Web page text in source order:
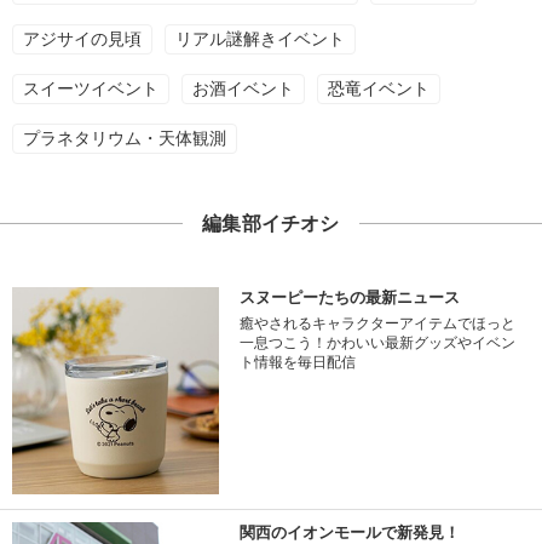
アジサイの見頃 リアル謎解きイベント
スイーツイベント お酒イベント 恐竜イベント
プラネタリウム・天体観測
編集部イチオシ
スヌーピーたちの最新ニュース
癒やされるキャラクターアイテムでほっと
一息つこう！かわいい最新グッズやイベン
ト情報を毎日配信
関西のイオンモールで新発見！